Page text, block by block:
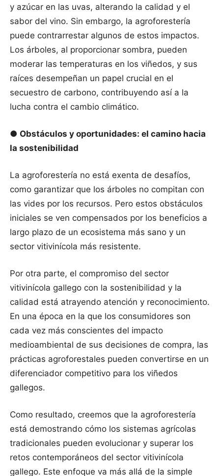
y azúcar en las uvas, alterando la calidad y el
sabor del vino. Sin embargo, la agroforestería
puede contrarrestar algunos de estos impactos.
Los árboles, al proporcionar sombra, pueden
moderar las temperaturas en los viñedos, y sus
raíces desempeñan un papel crucial en el
secuestro de carbono, contribuyendo así a la
lucha contra el cambio climático.
● Obstáculos y oportunidades: el camino hacia
la sostenibilidad
La agroforestería no está exenta de desafíos,
como garantizar que los árboles no compitan con
las vides por los recursos. Pero estos obstáculos
iniciales se ven compensados por los beneficios a
largo plazo de un ecosistema más sano y un
sector vitivinícola más resistente.
Por otra parte, el compromiso del sector
vitivinícola gallego con la sostenibilidad y la
calidad está atrayendo atención y reconocimiento.
En una época en la que los consumidores son
cada vez más conscientes del impacto
medioambiental de sus decisiones de compra, las
prácticas agroforestales pueden convertirse en un
diferenciador competitivo para los viñedos
gallegos.
Como resultado, creemos que la agroforestería
está demostrando cómo los sistemas agrícolas
tradicionales pueden evolucionar y superar los
retos contemporáneos del sector vitivinícola
gallego. Este enfoque va más allá de la simple